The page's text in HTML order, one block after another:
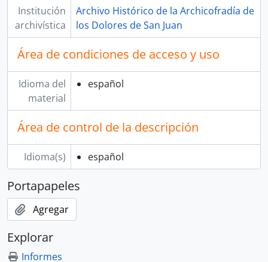
Institución
archivística
Archivo Histórico de la Archicofradía de
los Dolores de San Juan
Área de condiciones de acceso y uso
Idioma del
material
español
Área de control de la descripción
Idioma(s) español
Portapapeles
Agregar
Explorar
Informes